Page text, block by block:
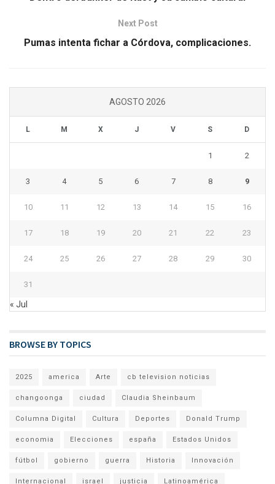
Next Post
Pumas intenta fichar a Córdova, complicaciones.
AGOSTO 2026
L M X J V S D
1 2
3 4 5 6 7 8 9
10 11 12 13 14 15 16
17 18 19 20 21 22 23
24 25 26 27 28 29 30
31
« Jul
BROWSE BY TOPICS
2025 america Arte cb television noticias
changoonga ciudad Claudia Sheinbaum
Columna Digital Cultura Deportes Donald Trump
economia Elecciones españa Estados Unidos
fútbol gobierno guerra Historia Innovación
Internacional israel justicia Latinoamérica